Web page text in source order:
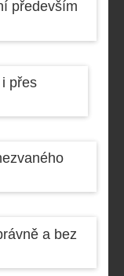
především
přes
a bez